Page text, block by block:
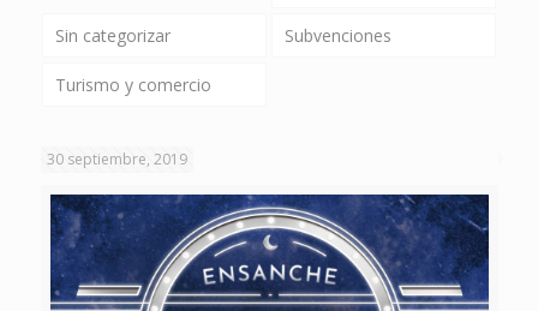
Sin categorizar Subvenciones
Turismo y comercio
30 septiembre, 2019